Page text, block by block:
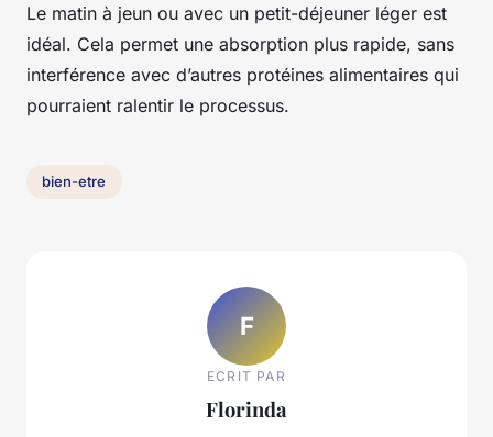
Le matin à jeun ou avec un petit-déjeuner léger est
idéal. Cela permet une absorption plus rapide, sans
interférence avec d’autres protéines alimentaires qui
pourraient ralentir le processus.
bien-etre
F
ECRIT PAR
Florinda